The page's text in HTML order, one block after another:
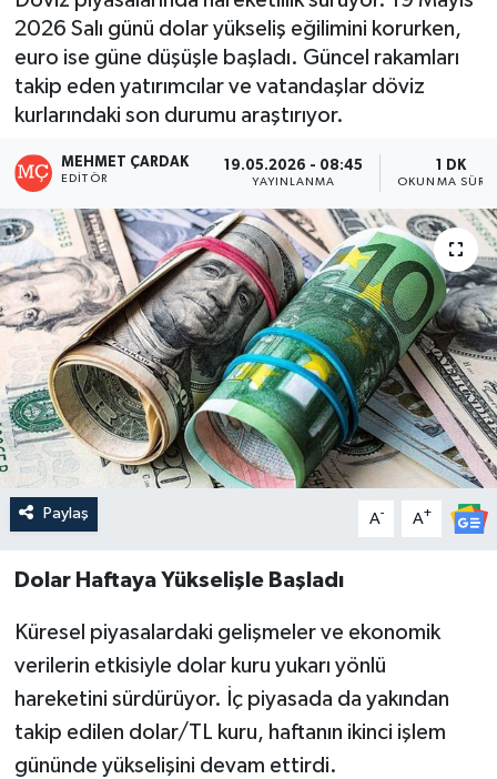
2026 Salı günü dolar yükseliş eğilimini korurken,
euro ise güne düşüşle başladı. Güncel rakamları
takip eden yatırımcılar ve vatandaşlar döviz
kurlarındaki son durumu araştırıyor.
MEHMET ÇARDAK
EDITÖR
19.05.2026 - 08:45
YAYINLANMA
1 DK
OKUNMA
Paylaş A- A+
Dolar Haftaya Yükselişle Başladı
Küresel piyasalardaki gelişmeler ve ekonomik
verilerin etkisiyle dolar kuru yukarı yönlü
hareketini sürdürüyor. İç piyasada da yakından
takip edilen dolar/TL kuru, haftanın ikinci işlem
gününde yükselişini devam ettirdi.